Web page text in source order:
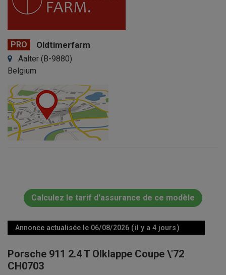
PRO Oldtimerfarm
Aalter (B-9880)
Belgium
Calculez le tarif d'assurance de ce modèle
Annonce actualisée le 06/08/2026 ( il y a 4 jours )
Porsche 911 2.4 T Olklappe Coupe \'72
CH0703